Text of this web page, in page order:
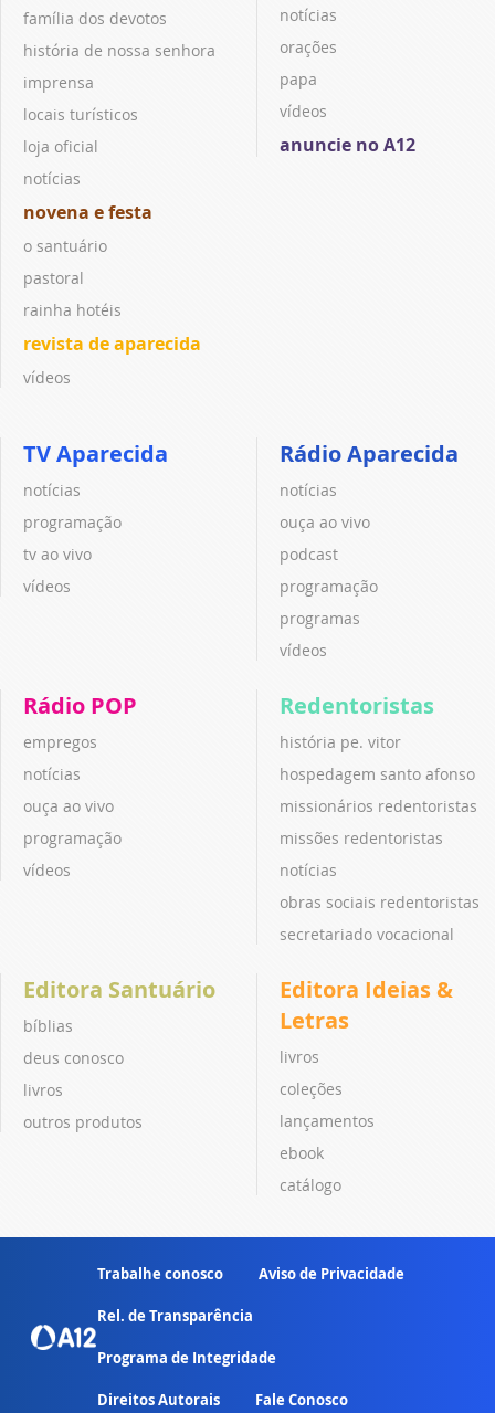
família dos devotos
história de nossa senhora
imprensa
locais turísticos
loja oficial
notícias
novena e festa
o santuário
pastoral
rainha hotéis
revista de aparecida
vídeos
notícias
orações
papa
vídeos
anuncie no A12
TV Aparecida
notícias
programação
tv ao vivo
vídeos
Rádio Aparecida
notícias
ouça ao vivo
podcast
programação
programas
vídeos
Rádio POP
empregos
notícias
ouça ao vivo
programação
vídeos
Redentoristas
história pe. vitor
hospedagem santo afonso
missionários redentoristas
missões redentoristas
notícias
obras sociais redentoristas
secretariado vocacional
Editora Santuário
bíblias
deus conosco
livros
outros produtos
Editora Ideias &
Letras
livros
coleções
lançamentos
ebook
catálogo
Trabalhe conosco Aviso de Privacidade
Rel. de Transparência
Programa de Integridade
Direitos Autorais Fale Conosco